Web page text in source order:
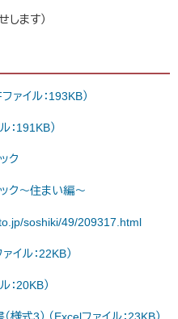
ます）
ァイル：193KB）
：191KB）
ク
ク～住まい編～
soshiki/49/209317.html​
イル：22KB）
：20KB）